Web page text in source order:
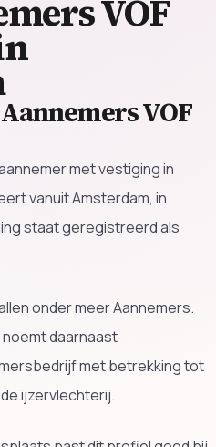
VOF
VOF
met vestiging in
vanuit Amsterdam, in
staat geregistreerd als
onder meer Aannemers.
daarnaast
met betrekking tot
ijzervlechterij.